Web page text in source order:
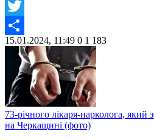
Facebook
Twitter
Share
15.01.2024, 11:49 0 1 183
73-річного лікаря-нарколога, який
на Черкащині (фото)